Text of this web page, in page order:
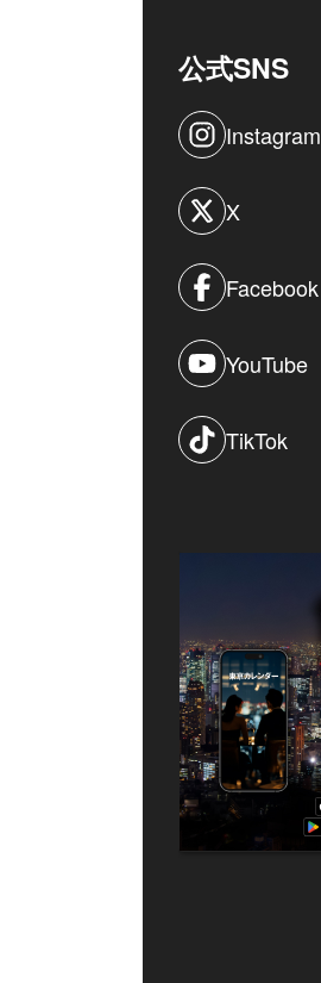
公式SNS
Instagram
X
Facebook
YouTube
TikTok